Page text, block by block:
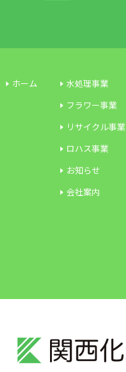
ホーム
水処理事業
フラワー事業
リサイクル事業
ロハス事業
お知らせ
会社案内